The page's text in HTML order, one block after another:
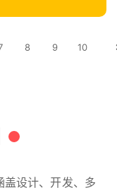
8 9 10
盖设计、开发、多